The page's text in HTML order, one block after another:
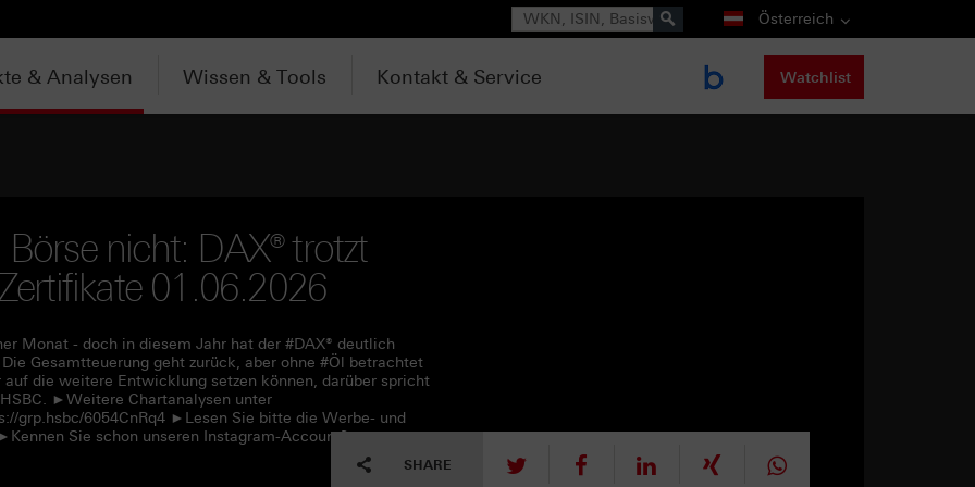
Suche Österreich
& Analysen Wissen & Tools Kontakt & Service Watchlist
nicht: DAX® trotzt
01.06.2026
Monat - doch in diesem Jahr hat der #DAX® deutlich
Gesamtteuerung geht zurück, aber ohne #Öl betrachtet
die weitere Entwicklung setzen können, darüber spricht
►Weitere Chartanalysen unter
grp.hsbc/6054CnRq4 ►Lesen Sie bitte die Werbe- und
Sie schon unseren Instagram-Account?
SHARE tweet mitteilen